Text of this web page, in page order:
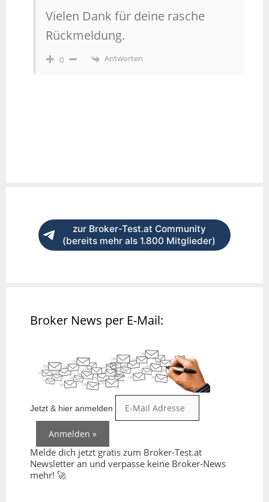
Vielen Dank für deine rasche
Rückmeldung.
0 Antworten
zur Broker-Test.at Community
(bereits mehr als 1.800 Mitglieder)
Broker News per E-Mail:
Jetzt & hier anmelden
Melde dich jetzt gratis zum Broker-Test.at
Newsletter an und verpasse keine Broker-News
mehr! 🚀